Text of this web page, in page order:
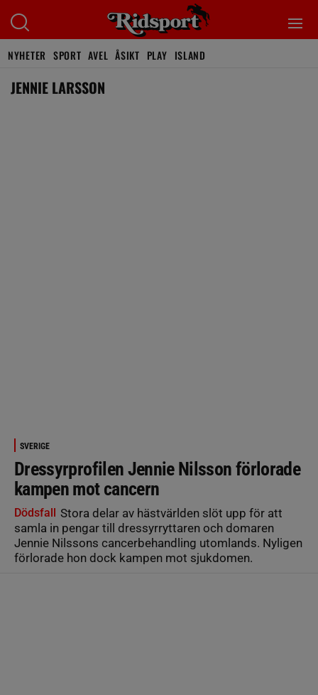
NYHETER SPORT AVEL ÅSIKT PLAY ISLAND
JENNIE LARSSON
SVERIGE
Dressyrprofilen Jennie Nilsson förlorade
kampen mot cancern
Dödsfall Stora delar av hästvärlden slöt upp för att
samla in pengar till dressyrryttaren och domaren
Jennie Nilssons cancerbehandling utomlands. Nyligen
förlorade hon dock kampen mot sjukdomen.